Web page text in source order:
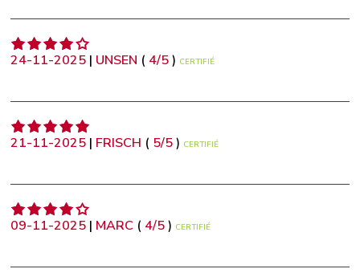
24-11-2025 | UNSEN ( 4/5) CERTIFIÉ
21-11-2025 | FRISCH ( 5/5) CERTIFIÉ
09-11-2025 | MARC ( 4/5) CERTIFIÉ